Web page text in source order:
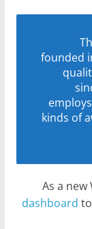
founded
kinds of
As a
dashboard